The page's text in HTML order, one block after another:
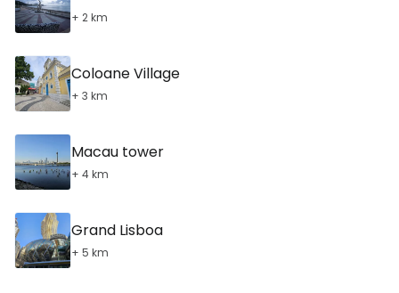
+ 2 km
Coloane Village
+ 3 km
Macau tower
+ 4 km
Grand Lisboa
+ 5 km